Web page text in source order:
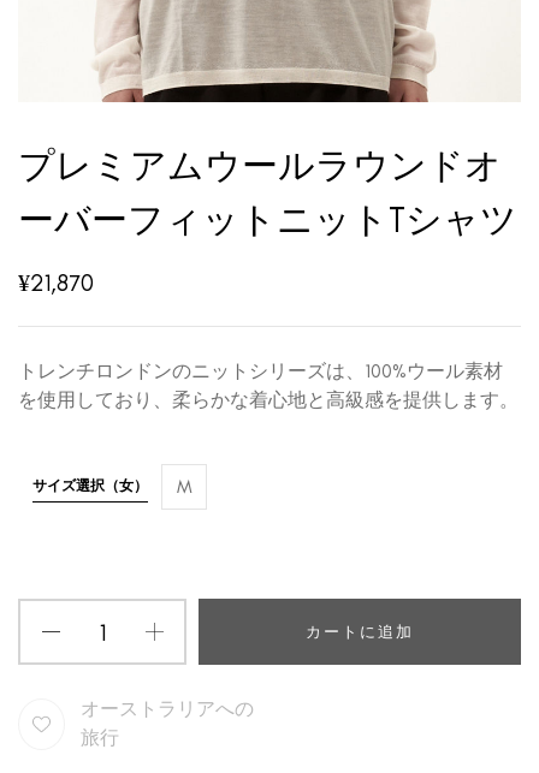
プレミアムウールラウンドオ
ーバーフィットニットTシャツ
¥21,870
トレンチロンドンのニットシリーズは、100%ウール素材
を使用しており、柔らかな着心地と高級感を提供します。
サイズ選択（女） M
カートに追加
オーストラリアへの
旅行